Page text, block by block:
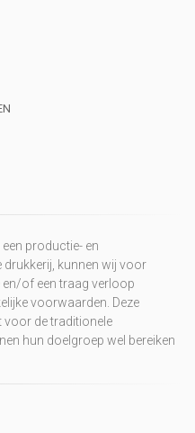
productie- en
kunnen wij voor
of een traag verloop
voorwaarden. Deze
voor de traditionele
hun doelgroep wel bereiken